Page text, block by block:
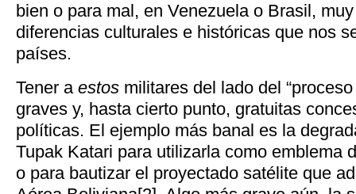
bien o para mal, en Venezuela o Brasil,
diferencias culturales e históricas que nos
países.
Tener a estos militares del lado del
graves y, hasta cierto punto, gratuitas
políticas. El ejemplo más banal es la
Tupak Katari para utilizarla como emblema
o para bautizar el proyectado satélite que